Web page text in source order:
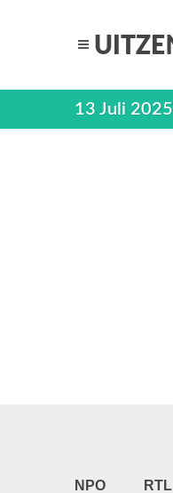
13 Juli 2025
NPO
RTL